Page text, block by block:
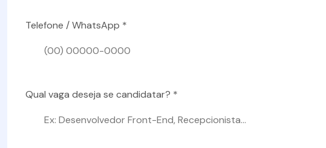
Telefone / WhatsApp *
Qual vaga deseja se candidatar? *